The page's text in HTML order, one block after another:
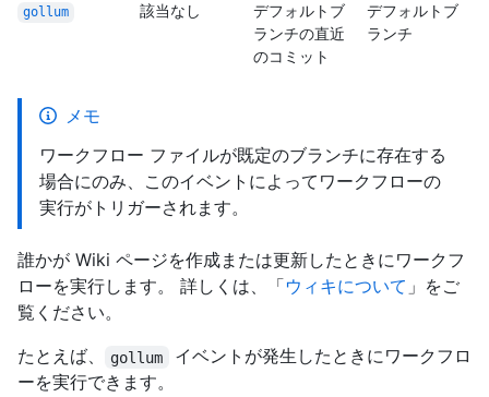
gollum 該当なし
デフォルトブ
ランチの直近
のコミット
デフォルトブ
ランチ
メモ
ワークフロー ファイルが既定のブランチに存在する
場合にのみ、このイベントによってワークフローの
実行がトリガーされます。
誰かが Wiki ページを作成または更新したときにワークフ
ローを実行します。 詳しくは、「ウィキについて 」をご
覧ください。
たとえば、
gollum
イベントが発生したときにワークフロ
ーを実行できます。